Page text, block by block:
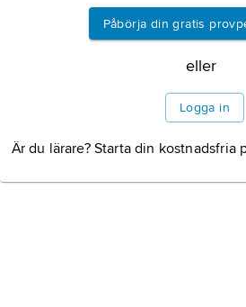
en medveten
Information om artikeln
Påbörja din gratis
eller
Logga in
Är du lärare? Starta din kostnadsfria